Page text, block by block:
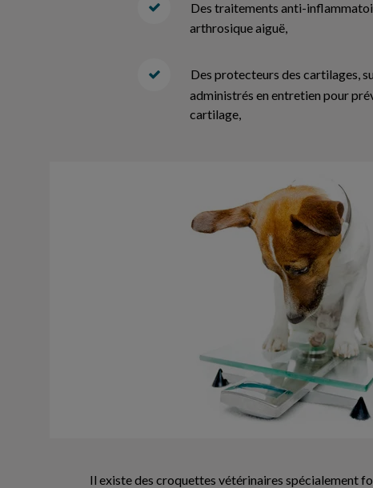
Des traitements anti-
arthrosique aiguë,
Des protecteurs des cartilages,
administrés en entretien pour
cartilage,
Il existe des croquettes vétérinaires spécialement